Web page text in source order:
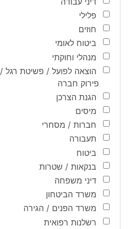
פלילי
חוזים
ביטוח לאומי
מנהלי וחוקתי
הוצאה לפועל / פשיטת רגל /
פירוק חברה
הגנת הצרכן
מיסים
חברות / מסחרי
תעבורה
ביטוח
בנקאות / שטרות
דיני משפחה
משרד הביטחון
משרד הפנים / הגירה
רשלנות רפואית